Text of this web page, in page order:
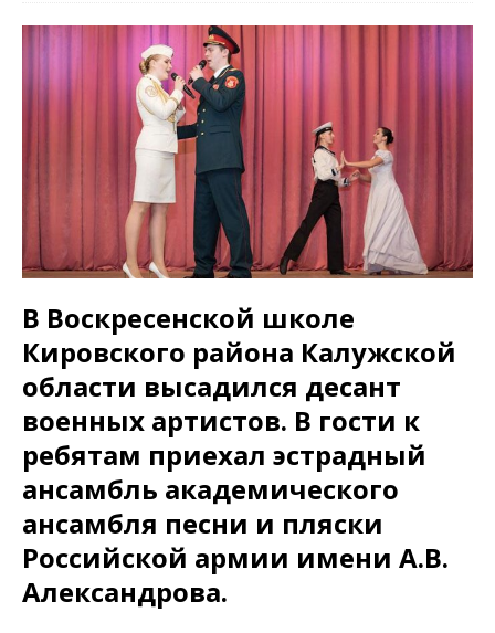
В Воскресенской школе
Кировского района Калужской
области высадился десант
военных артистов. В гости к
ребятам приехал эстрадный
ансамбль академического
ансамбля песни и пляски
Российской армии имени А.В.
Александрова.